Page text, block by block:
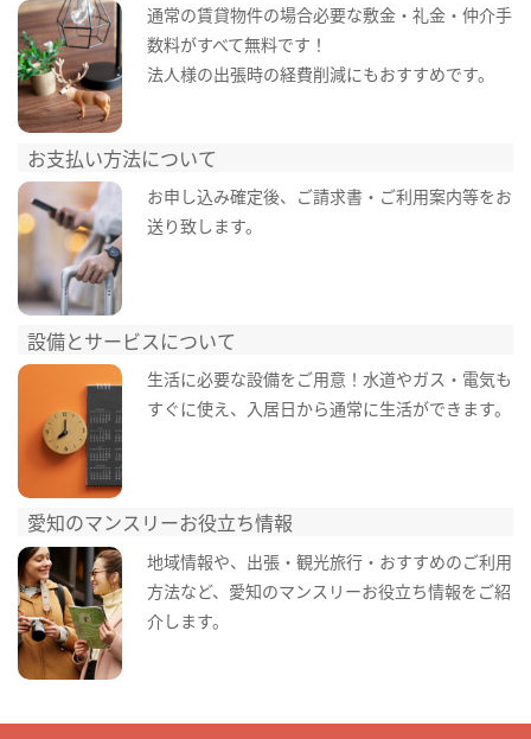
通常の賃貸物件の場合必要な敷金・礼金・仲介手
数料がすべて無料です！
法人様の出張時の経費削減にもおすすめです。
お支払い方法について
お申し込み確定後、ご請求書・ご利用案内等をお
送り致します。
設備とサービスについて
生活に必要な設備をご用意！水道やガス・電気も
すぐに使え、入居日から通常に生活ができます。
愛知のマンスリーお役立ち情報
地域情報や、出張・観光旅行・おすすめのご利用
方法など、愛知のマンスリーお役立ち情報をご紹
介します。